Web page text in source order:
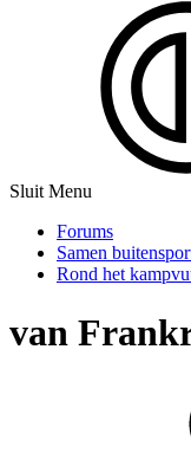
Sluit Menu
Forums
Samen
Rond het
van